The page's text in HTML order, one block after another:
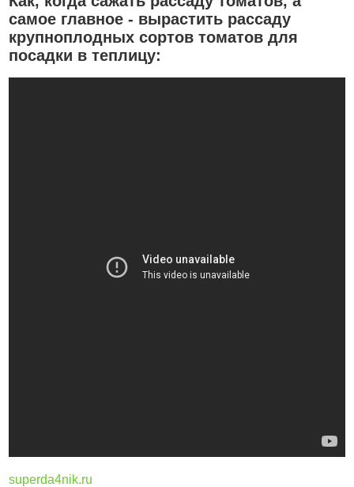
самое главное - вырастить рассаду
крупноплодных сортов томатов для
посадки в теплицу:
superda4nik.ru